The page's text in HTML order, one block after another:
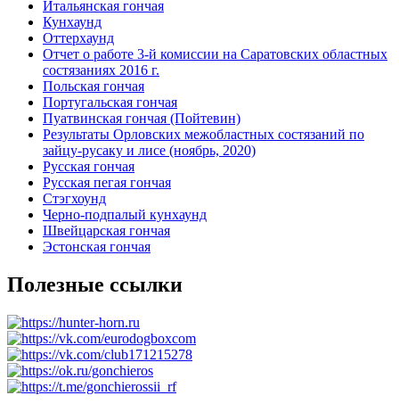
Итальянская гончая
Кунхаунд
Оттерхаунд
Отчет о работе 3-й комиссии на Саратовских областных
состязаниях 2016 г.
Польская гончая
Португальская гончая
Пуатвинская гончая (Пойтевин)
Результаты Орловских межобластных состязаний по
зайцу-русаку и лисе (ноябрь, 2020)
Русская гончая
Русская пегая гончая
Стэгхоунд
Черно-подпалый кунхаунд
Швейцарская гончая
Эстонская гончая
Полезные ссылки